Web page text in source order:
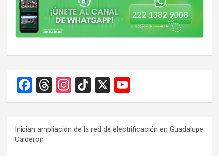
F
a
b
o
T
hr
a
d
In
st
gr
a
Ti
k
o
k
X
o
T
u
Inician ampliación de la red de electrificación en Guadalupe
Calderón